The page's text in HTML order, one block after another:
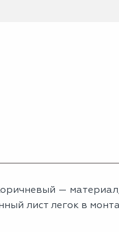
—
лист легок в